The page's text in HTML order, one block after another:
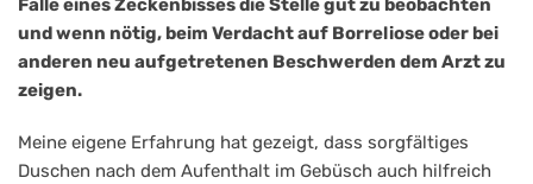
Falle eines Zeckenbisses die Stelle gut zu beobachten
und wenn nötig, beim Verdacht auf Borreliose oder bei
anderen neu aufgetretenen Beschwerden dem Arzt zu
zeigen.
Meine eigene Erfahrung hat gezeigt, dass sorgfältiges
Duschen nach dem Aufenthalt im Gebüsch auch hilfreich